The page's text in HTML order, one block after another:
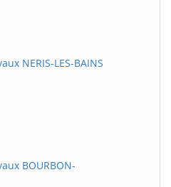
NERIS-LES-BAINS
BOURBON-